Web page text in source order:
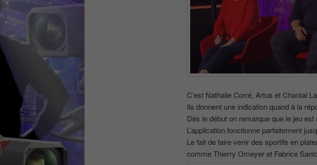
C’est Nathalie Corré, Artus et Chantal
Ils donnent une indication quand à la
Dès le début on remarque que le jeu
L’application fonctionne parfaitement
Le fait de faire venir des sportifs en
comme Thierry Omeyer et Fabrice